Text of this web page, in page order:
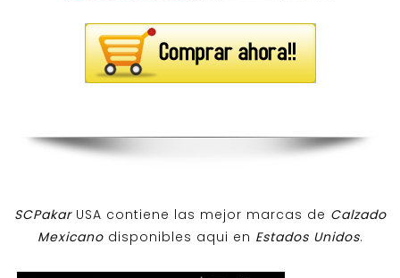
SCPakar USA contiene las mejor marcas de Calzado
Mexicanodisponibles aqui en Estados Unidos.